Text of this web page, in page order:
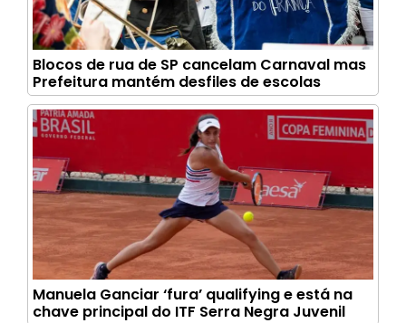
Blocos de rua de SP cancelam Carnaval mas
Prefeitura mantém desfiles de escolas
Manuela Ganciar ‘fura’ qualifying e está na
chave principal do ITF Serra Negra Juvenil